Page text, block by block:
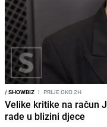
/SHOWBIZ I PRIJE OKO 2H
Velike kritike na račun
rade u blizini djece